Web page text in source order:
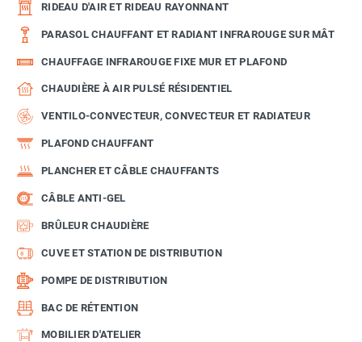
RIDEAU D'AIR ET RIDEAU RAYONNANT
PARASOL CHAUFFANT ET RADIANT INFRAROUGE SUR MÂT
CHAUFFAGE INFRAROUGE FIXE MUR ET PLAFOND
CHAUDIÈRE À AIR PULSÉ RÉSIDENTIEL
VENTILO-CONVECTEUR, CONVECTEUR ET RADIATEUR
PLAFOND CHAUFFANT
PLANCHER ET CÂBLE CHAUFFANTS
CÂBLE ANTI-GEL
BRÛLEUR CHAUDIÈRE
CUVE ET STATION DE DISTRIBUTION
POMPE DE DISTRIBUTION
BAC DE RÉTENTION
MOBILIER D'ATELIER